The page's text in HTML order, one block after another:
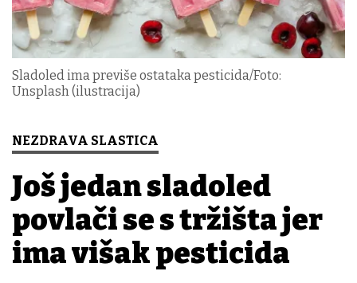
Sladoled ima previše ostataka pesticida/Foto:
Unsplash (ilustracija)
NEZDRAVA SLASTICA
Još jedan sladoled
povlači se s tržišta jer
ima višak pesticida